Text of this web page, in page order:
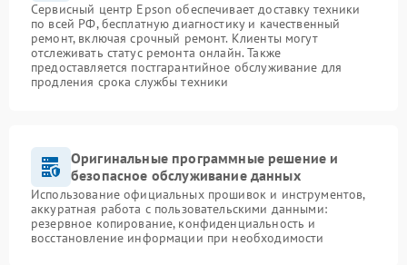
Сервисный центр Epson обеспечивает доставку техники
по всей РФ, бесплатную диагностику и качественный
ремонт, включая срочный ремонт. Клиенты могут
отслеживать статус ремонта онлайн. Также
предоставляется постгарантийное обслуживание для
продления срока службы техники
Оригинальные программные решение и
безопасное обслуживание данных
Использование официальных прошивок и инструментов,
аккуратная работа с пользовательскими данными:
резервное копирование, конфиденциальность и
восстановление информации при необходимости